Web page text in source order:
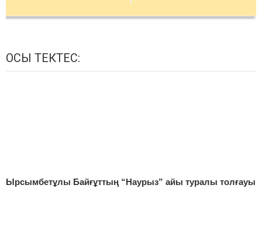
ОСЫ ТЕКТЕС:
Ырсымбетұлы Байғұттың “Наурыз” айы туралы толғауы